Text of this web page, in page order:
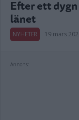
Efter ett
länet
NYHETER 19 mars
Annons: